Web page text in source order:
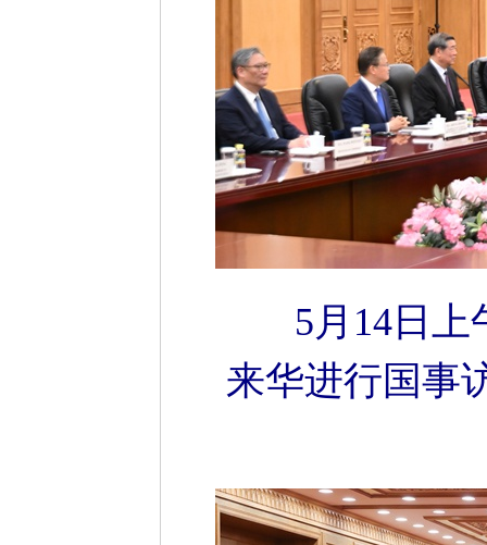
5月14日
来华进行国事